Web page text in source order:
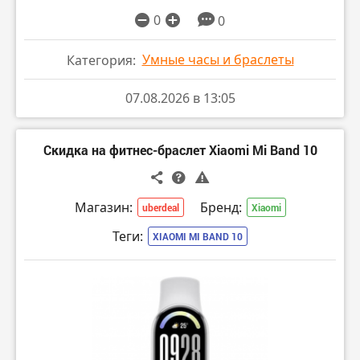
0 0
Категория: Умные часы и браслеты
07.08.2026 в 13:05
Скидка на фитнес-браслет Xiaomi Mi Band 10
Магазин: uberdeal Бренд: Xiaomi
Теги: XIAOMI MI BAND 10